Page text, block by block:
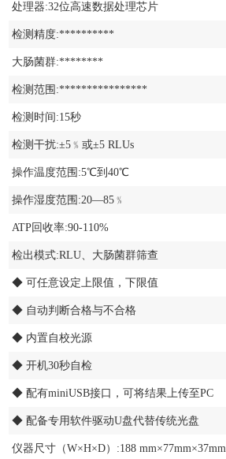
处理器:32位高速数据处理芯片
检测精度:**********
大肠菌群:********
检测范围:****************
检测时间:15秒
检测干扰:±5﹪或±5 RLUs
操作温度范围:5℃到40℃
操作湿度范围:20—85﹪
ATP回收率:90-110%
检出模式:RLU、大肠菌群筛查
◆ 可任意设定上限值，下限值
◆ 自动判断合格与不合格
◆ 内置自校光源
◆ 开机30秒自检
◆ 配有miniUSB接口，可将结果上传至PC
◆ 配备专用软件驱动U盘代替传统光盘
仪器尺寸（W×H×D）:188 mm×77mm×37mm